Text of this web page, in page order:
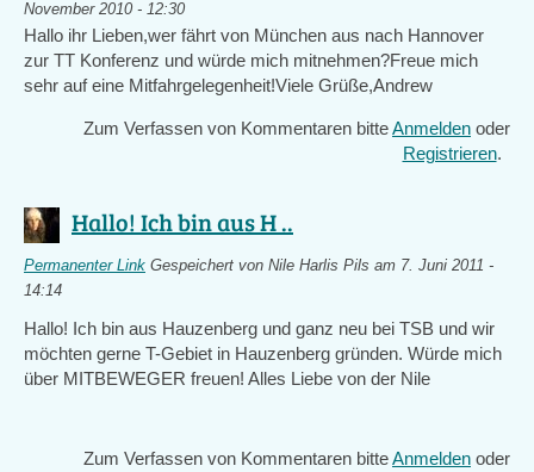
November 2010 - 12:30
Hallo ihr Lieben,wer fährt von München aus nach Hannover
zur TT Konferenz und würde mich mitnehmen?Freue mich
sehr auf eine Mitfahrgelegenheit!Viele Grüße,Andrew
Zum Verfassen von Kommentaren bitteAnmelden oder
Registrieren.
Hallo! Ich bin aus H ..
Permanenter Link Gespeichert von Nile Harlis Pils am 7. Juni 2011 -
14:14
Hallo! Ich bin aus Hauzenberg und ganz neu bei TSB und wir
möchten gerne T-Gebiet in Hauzenberg gründen. Würde mich
über MITBEWEGER freuen! Alles Liebe von der Nile
Zum Verfassen von Kommentaren bitteAnmelden oder